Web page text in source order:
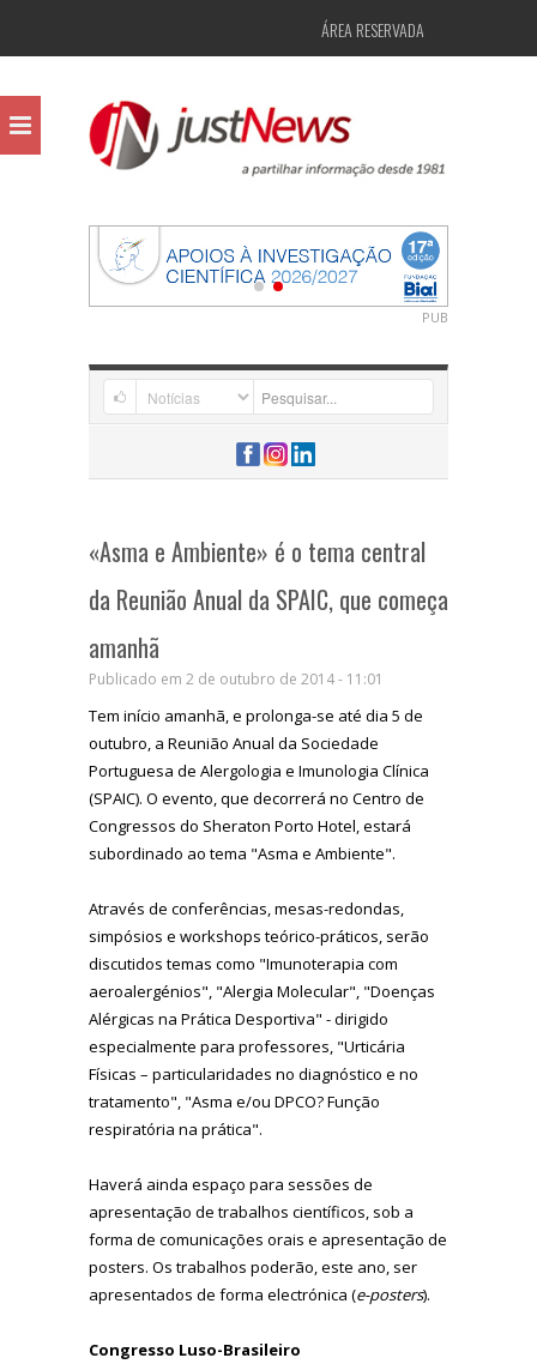
ÁREA RESERVADA
PUB
«Asma e Ambiente» é o tema central
da Reunião Anual da SPAIC, que começa
amanhã
Publicado em 2 de outubro de 2014 - 11:01
Tem início amanhã, e prolonga-se até dia 5 de
outubro, a Reunião Anual da Sociedade
Portuguesa de Alergologia e Imunologia Clínica
(SPAIC). O evento, que decorrerá no Centro de
Congressos do Sheraton Porto Hotel, estará
subordinado ao tema "Asma e Ambiente".
Através de conferências, mesas-redondas,
simpósios e workshops teórico-práticos, serão
discutidos temas como "Imunoterapia com
aeroalergénios", "Alergia Molecular", "Doenças
Alérgicas na Prática Desportiva" - dirigido
especialmente para professores, "Urticária
Físicas – particularidades no diagnóstico e no
tratamento", "Asma e/ou DPCO? Função
respiratória na prática".
Haverá ainda espaço para sessões de
apresentação de trabalhos científicos, sob a
forma de comunicações orais e apresentação de
posters. Os trabalhos poderão, este ano, ser
apresentados de forma electrónica (e-posters).
Congresso Luso-Brasileiro